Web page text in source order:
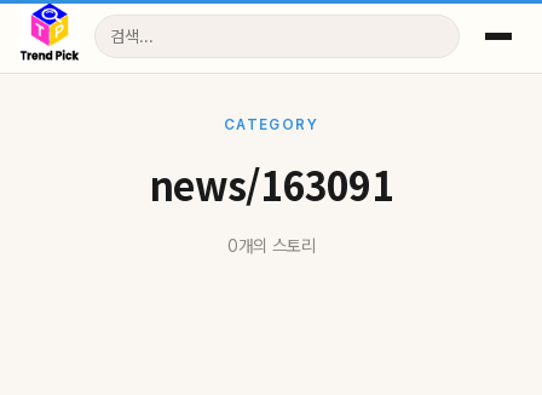
CATEGORY
news/163091
0개의 스토리